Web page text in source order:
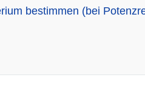
bestimmen (bei